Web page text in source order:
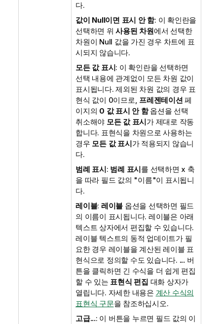
다.
값이 Null이면 표시 안 함: 이 확인란을
선택하면 위사용된 차원에서 선택한
차원이 Null 값을 가진 경우 차트에 표
시되지 않습니다.
모든 값 표시: 이 확인란을 선택하면
선택 내용에 관계없이 모든 차원 값이
표시됩니다. 제외된 차원 값의 경우 표
현식 값이 0이므로, 프레젠테이션 페
이지의 0 값 표시 안 함옵션을 선택
취소해야 모든 값 표시가 제대로 작동
합니다. 표현식을 차원으로 사용하는
경우 모든 값 표시가 적용되지 않습니
다.
범례 표시: 범례 표시를 선택하면 x 축
을 따라 필드 값의 "이름"이 표시됩니
다.
레이블: 레이블 옵션을 선택하면 필드
의 이름이 표시됩니다. 레이블은 아래
텍스트 상자에서 편집할 수 있습니다.
레이블 텍스트의 동적 업데이트가 필
요한 경우 레이블을 계산된 레이블 표
현식으로 정의할 수도 있습니다. ...버
튼을 클릭하면 긴 수식을 더 쉽게 편집
할 수 있는 표현식 편집 대화 상자가
열립니다. 자세한 내용은 계산 수식의
표현식 구문을 참조하십시오.
고급...: 이 버튼을 누르면 필드 값의 이